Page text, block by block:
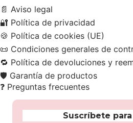
📄 Aviso legal
🔐 Política de privacidad
🍪 Política de cookies (UE)
📜 Condiciones generales de
🔁 Política de devoluciones y
🛡️ Garantía de productos
❓ Preguntas frecuentes
Suscríbete